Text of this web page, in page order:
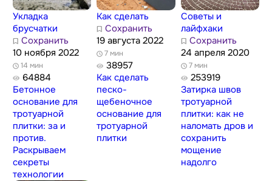
Укладка
брусчатки
Сохранить
10 ноября 2022
14 мин
64884
Бетонное
основание для
тротуарной
плитки: за и
против.
Раскрываем
секреты
технологии
Как сделать
Сохранить
19 августа 2022
7 мин
38957
Как сделать
песко-
щебеночное
основание для
тротуарной
плитки
Советы и
лайфхаки
Сохранить
24 апреля 2020
7 мин
253919
Затирка швов
тротуарной
плитки: как не
наломать дров и
сохранить
мощение
надолго